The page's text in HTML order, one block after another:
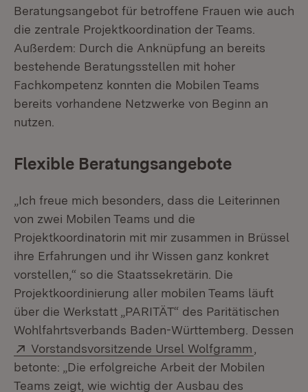
Beratungsangebot für betroffene Frauen wie auch
die zentrale Projektkoordination der Teams.
Außerdem: Durch die Anknüpfung an bereits
bestehende Beratungsstellen mit hoher
Fachkompetenz konnten die Mobilen Teams
bereits vorhandene Netzwerke von Beginn an
nutzen.
Flexible Beratungsangebote
„Ich freue mich besonders, dass die Leiterinnen
von zwei Mobilen Teams und die
Projektkoordinatorin mit mir zusammen in Brüssel
ihre Erfahrungen und ihr Wissen ganz konkret
vorstellen,“ so die Staatssekretärin. Die
Projektkoordinierung aller mobilen Teams läuft
über die Werkstatt „PARITÄT“ des Paritätischen
Wohlfahrtsverbands Baden-Württemberg. Dessen
Extern:
Vorstandsvorsitzende Ursel Wolfgramm
betonte: „Die erfolgreiche Arbeit der Mobilen
Teams zeigt, wie wichtig der Ausbau des